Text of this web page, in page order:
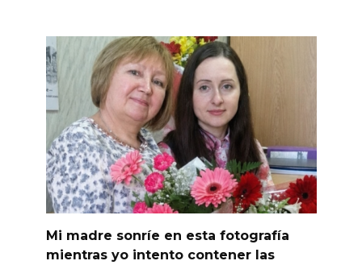
Mi madre sonríe en esta fotografía
mientras yo intento contener las